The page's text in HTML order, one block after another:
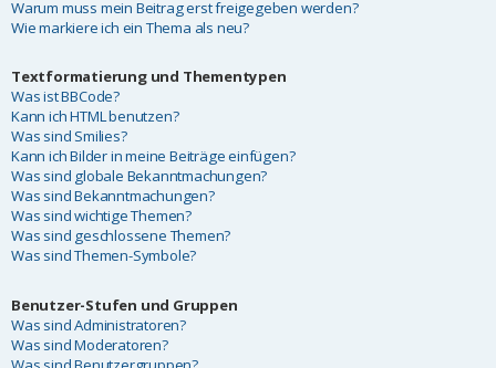
Warum muss mein Beitrag erst freigegeben werden?
Wie markiere ich ein Thema als neu?
Textformatierung und Thementypen
Was ist BBCode?
Kann ich HTML benutzen?
Was sind Smilies?
Kann ich Bilder in meine Beiträge einfügen?
Was sind globale Bekanntmachungen?
Was sind Bekanntmachungen?
Was sind wichtige Themen?
Was sind geschlossene Themen?
Was sind Themen-Symbole?
Benutzer-Stufen und Gruppen
Was sind Administratoren?
Was sind Moderatoren?